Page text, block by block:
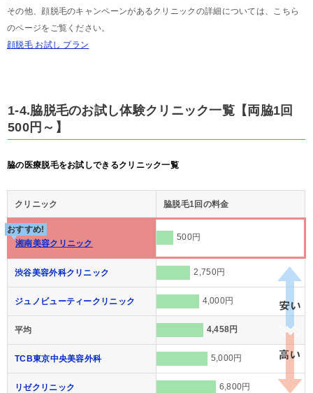
その他、顔脱毛のキャンペーンがあるクリニックの詳細については、こちら
のページをご覧ください。
顔脱毛 お試し プラン
1-4.脇脱毛のお試し体験クリニック一覧【両脇1回
500円～】
脇の医療脱毛をお試しできるクリニック一覧
クリニック 脇脱毛1回の料金
おすすめ!
湘南美容クリニック
500円
渋谷美容外科クリニック 2,750円
ジュノビューティークリニック 4,000円
平均 4,458円
TCB東京中央美容外科 5,000円
リゼクリニック 6,800円